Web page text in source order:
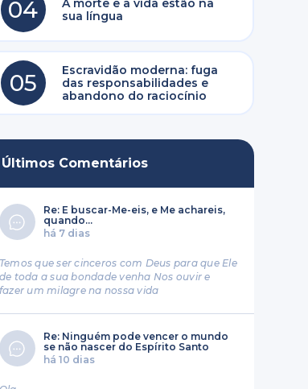
04
A morte e a vida estão na
sua língua
05
Escravidão moderna: fuga
das responsabilidades e
abandono do raciocínio
Últimos Comentários
Re: E buscar-Me-eis, e Me achareis,
quando...
há 7 dias
Temos que ser cinceros com Deus para que Ele
de toda a sua bondade venha Nos ouvir e
fazer um milagre na nossa vida
Re: Ninguém pode vencer o mundo
se não nascer do Espírito Santo
há 10 dias